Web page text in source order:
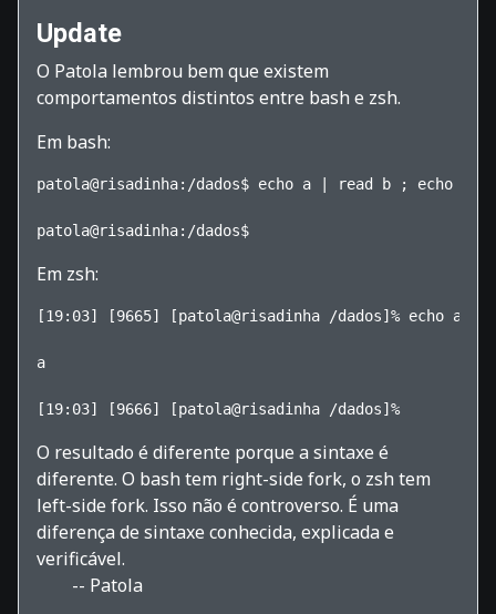
Update
O Patola lembrou bem que existem
comportamentos distintos entre bash e zsh.
Em bash:
patola@risadinha:/dados$ echo a | read b ; echo $b
patola@risadinha:/dados$
Em zsh:
[19:03] [9665] [patola@risadinha /dados]% echo a |
a
[19:03] [9666] [patola@risadinha /dados]%
O resultado é diferente porque a sintaxe é
diferente. O bash tem right-side fork, o zsh tem
left-side fork. Isso não é controverso. É uma
diferença de sintaxe conhecida, explicada e
verificável.
-- Patola